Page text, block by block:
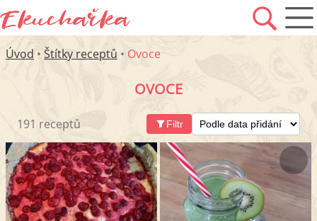
Úvod • Štítky receptů • Ovoce
OVOCE
191 receptů Filtr